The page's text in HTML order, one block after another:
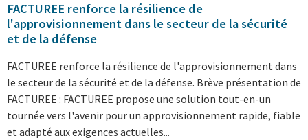
FACTUREE renforce la résilience de
l'approvisionnement dans le secteur de la sécurité
et de la défense
FACTUREE renforce la résilience de l'approvisionnement dans
le secteur de la sécurité et de la défense. Brève présentation de
FACTUREE : FACTUREE propose une solution tout-en-un
tournée vers l'avenir pour un approvisionnement rapide, fiable
et adapté aux exigences actuelles...